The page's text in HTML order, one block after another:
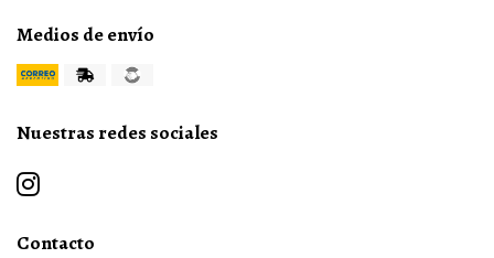
Medios de envío
Nuestras redes sociales
Contacto